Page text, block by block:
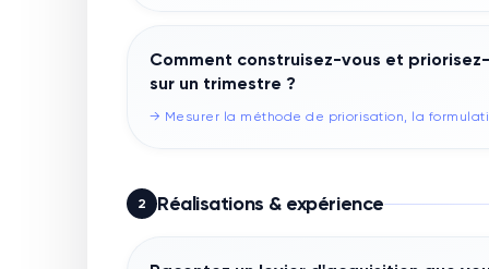
Comment construisez-vous et
sur un trimestre ?
→ Mesurer la méthode de priorisation, la
2 Réalisations & expérience